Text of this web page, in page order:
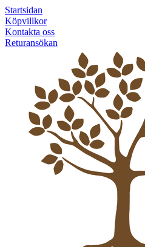
Startsidan
Köpvillkor
Kontakta oss
Returansökan